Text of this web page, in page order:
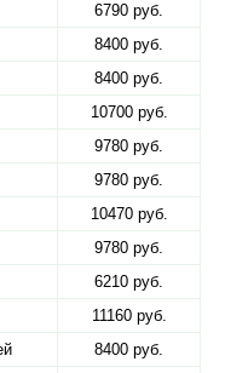
6790 руб.
8400 руб.
8400 руб.
10700 руб.
9780 руб.
9780 руб.
10470 руб.
9780 руб.
6210 руб.
11160 руб.
8400 руб.